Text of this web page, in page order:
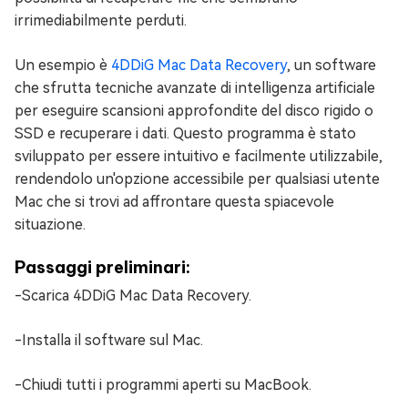
irrimediabilmente perduti.
Un esempio è 4DDiG Mac Data Recovery, un software
che sfrutta tecniche avanzate di intelligenza artificiale
per eseguire scansioni approfondite del disco rigido o
SSD e recuperare i dati. Questo programma è stato
sviluppato per essere intuitivo e facilmente utilizzabile,
rendendolo un'opzione accessibile per qualsiasi utente
Mac che si trovi ad affrontare questa spiacevole
situazione.
Passaggi preliminari:
-Scarica 4DDiG Mac Data Recovery.
-Installa il software sul Mac.
-Chiudi tutti i programmi aperti su MacBook.